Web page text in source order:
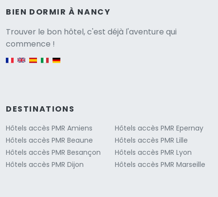
BIEN DORMIR À NANCY
Trouver le bon hôtel, c'est déjà l'aventure qui
commence !
DESTINATIONS
Hôtels accès PMR Amiens
Hôtels accès PMR Beaune
Hôtels accès PMR Besançon
Hôtels accès PMR Dijon
Hôtels accès PMR Epernay
Hôtels accès PMR Lille
Hôtels accès PMR Lyon
Hôtels accès PMR Marseille